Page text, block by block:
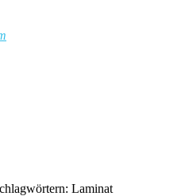
Laminat